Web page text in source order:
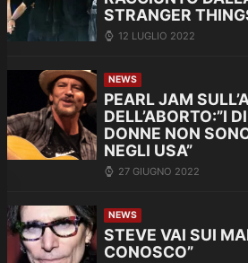
STRANGER
12 LUGLIO 2022
NEWS
PEARL JAM
DELL’ABORTO:”I
DONNE NON
NEGLI USA”
27 GIUGNO 2022
NEWS
STEVE VAI SUI
CONOSCO”